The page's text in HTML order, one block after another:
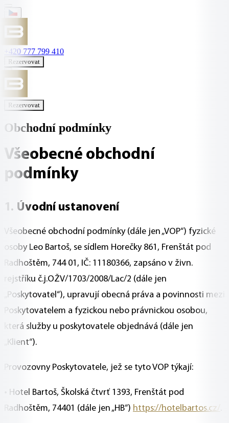
+420 777 799 410
Rezervovat
Rezervovat
Obchodní podmínky
Všeobecné obchodní
podmínky
1. Úvodní ustanovení
Všeobecné obchodní podmínky (dále jen „VOP“) fyzické
osoby Leo Bartoš, se sídlem Horečky 861, Frenštát pod
Radhoštěm, 744 01, IČ: 11180366, zapsáno v živn.
rejstříku č.j.OŽV/1703/2008/Lac/2 (dále jen
„Poskytovatel“), upravují obecná práva a povinnosti mezi
Poskytovatelem a fyzickou nebo právnickou osobou,
která služby u poskytovatele objednává (dále jen
„Klient“).
Provozovny Poskytovatele, jež se tyto VOP týkají:
• Hotel Bartoš, Školská čtvrť 1393, Frenštát pod
Radhoštěm, 74401 (dále jen „HB“)
https://hotelbartos.cz/